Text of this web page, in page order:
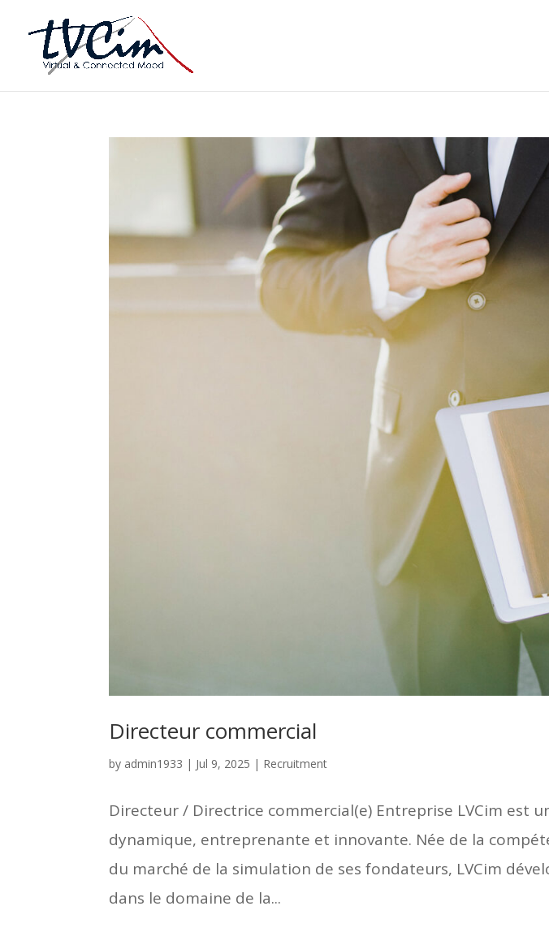
Directeur commercial
by admin1933 | Jul 9, 2025 | Recruitment
Directeur / Directrice commercial(e) Entreprise LVCim est
dynamique, entreprenante et innovante. Née de la
du marché de la simulation de ses fondateurs, LVCim
dans le domaine de la...